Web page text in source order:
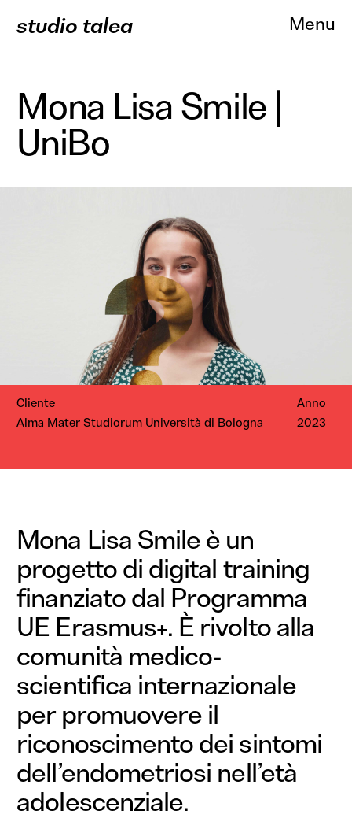
studio talea Menu
About
Progetti
Comunicazione
Clienti
Contatti
Mona Lisa Smile |
UniBo
Cliente
Alma Mater Studiorum Università di Bologna
Anno
2023
Mona Lisa Smile è un
progetto di digital training
finanziato dal Programma
UE Erasmus+. È rivolto alla
comunità medico-
scientifica internazionale
per promuovere il
riconoscimento dei sintomi
dell’endometriosi nell’età
adolescenziale.